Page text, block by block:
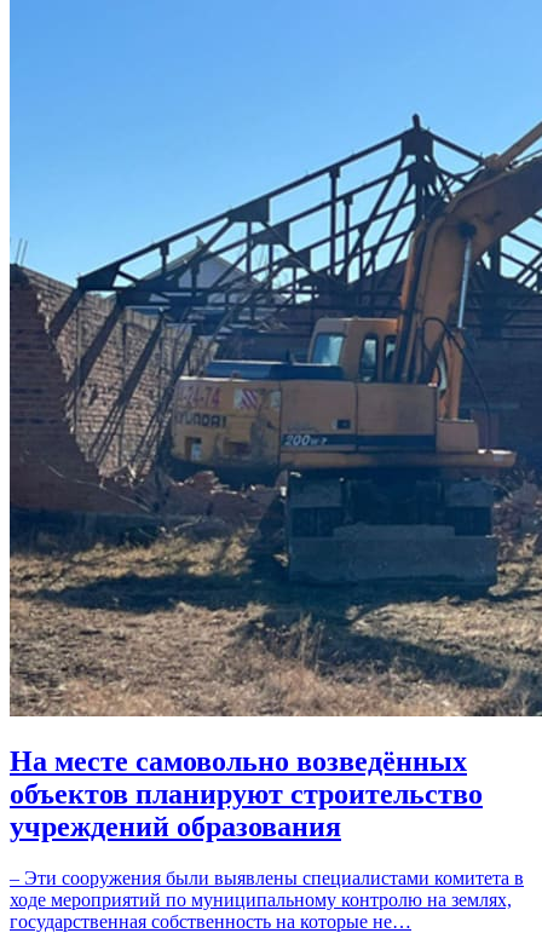
На месте самовольно возведённых
объектов планируют строительство
учреждений образования
– Эти сооружения были выявлены специалистами комитета в
ходе мероприятий по муниципальному контролю на землях,
государственная собственность на которые не…